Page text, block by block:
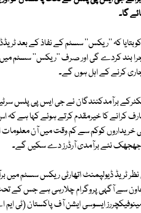
گا۔
کہ ''ریکس'' سسٹم کے نفاذ کے بعد
بند کردے گی اور صرف ''ریکس'' سسٹم میں
کرنے کے اہل ہوں گے۔
برآمدکنندگان نے جی ایس پی پلس
کرانے کا خیرمقدم کرتے ہوئے کہا ہے کہ
کوکم سے کم وقت میں آن معلومات
نئے برآمدی آرڈرز دے سکیں گے۔
ٹریڈ ڈیولپمنٹ اتھارٹی ریکس سسٹم میں
سے آگہی پروگرام چلارہی ہے جس
ایسوسی ایشن آف پاکستان (ٹی